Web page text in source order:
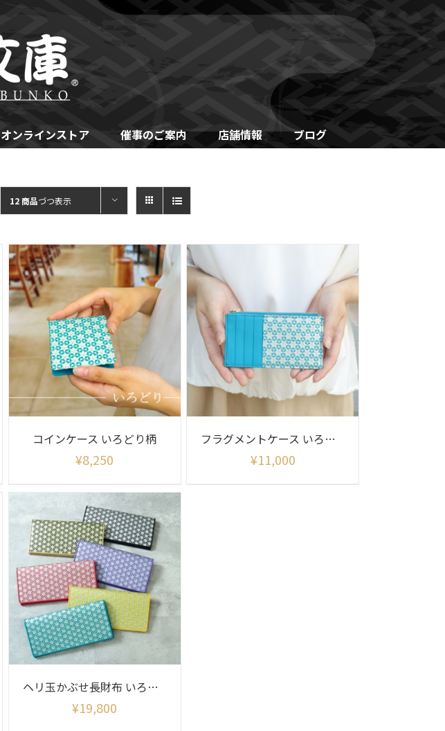
オンラインストア 催事のご案内 店舗情報 ブログ
12 商品づつ表示
コインケース いろどり柄
¥8,250
フラグメントケース いろどり柄
¥11,000
ヘリ玉かぶせ長財布 いろどり柄
¥19,800